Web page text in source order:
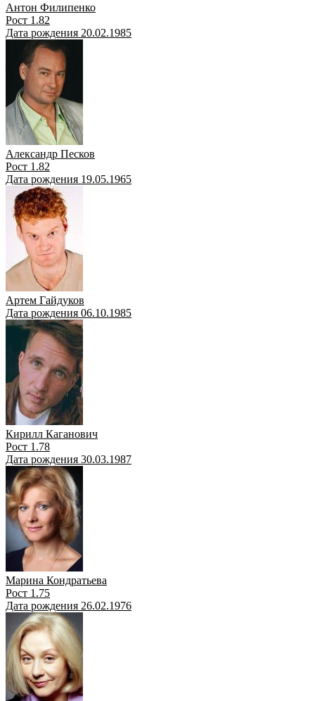
Антон Филипенко
Рост 1.82
Дата рождения 20.02.1985
Александр Песков
Рост 1.82
Дата рождения 19.05.1965
Артем Гайдуков
Дата рождения 06.10.1985
Кирилл Каганович
Рост 1.78
Дата рождения 30.03.1987
Марина Кондратьева
Рост 1.75
Дата рождения 26.02.1976